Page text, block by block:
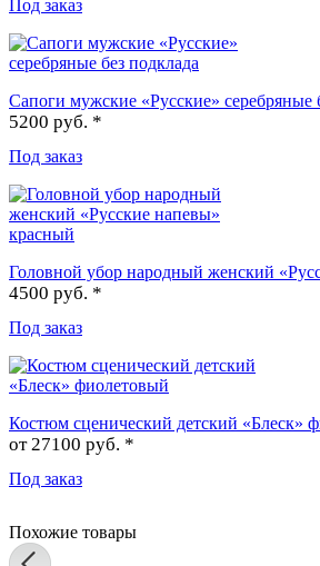
Под заказ
Сапоги мужские «Русские» серебряные
5200 руб. *
Под заказ
Головной убор народный женский
4500 руб. *
Под заказ
Костюм сценический детский «Блеск»
от 27100 руб. *
Под заказ
Похожие товары